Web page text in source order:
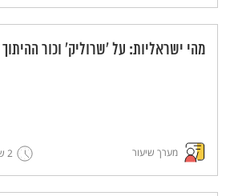
מהי ישראליות: על 'שרוליק' וכור ההיתוך
מערך שיעור 2 שיעורים